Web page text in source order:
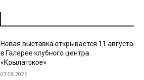
Новая выставка открывается 11 августа
в Галерее клубного центра
«Крылатское»
07.08.2026